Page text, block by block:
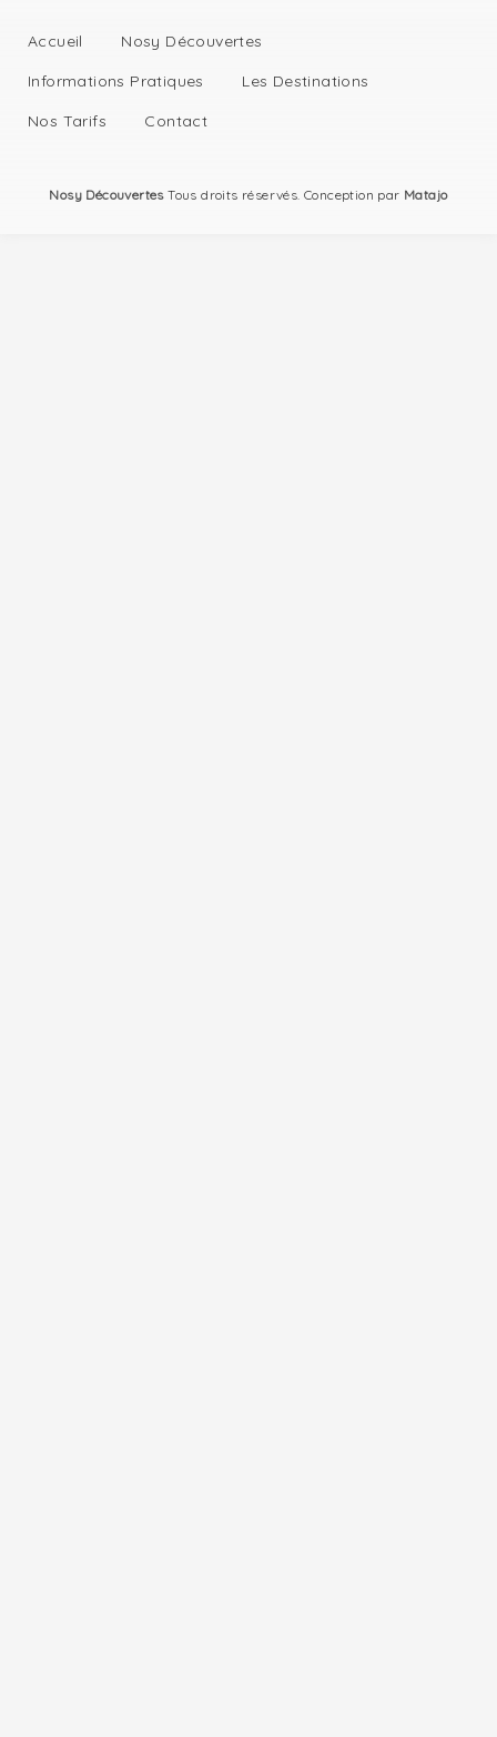
Accueil
Nosy Découvertes
Informations Pratiques
Les Destinations
Nos Tarifs
Contact
Nosy DécouvertesTous droits réservés. Conception par Matajo